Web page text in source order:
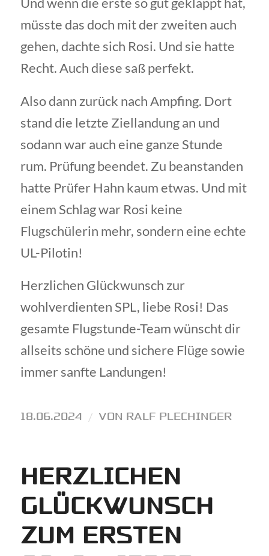
müsste das doch mit der zweiten auch
gehen, dachte sich Rosi. Und sie hatte
Recht. Auch diese saß perfekt.
Also dann zurück nach Ampfing. Dort
stand die letzte Ziellandung an und
sodann war auch eine ganze Stunde
rum. Prüfung beendet. Zu beanstanden
hatte Prüfer Hahn kaum etwas. Und mit
einem Schlag war Rosi keine
Flugschülerin mehr, sondern eine echte
UL-Pilotin!
Herzlichen Glückwunsch zur
wohlverdienten SPL, liebe Rosi! Das
gesamte Flugstunde-Team wünscht dir
allseits schöne und sichere Flüge sowie
immer sanfte Landungen!
18.06.2024 / VON RALF PLECHINGER
HERZLICHEN
GLÜCKWUNSCH
ZUM ERSTEN